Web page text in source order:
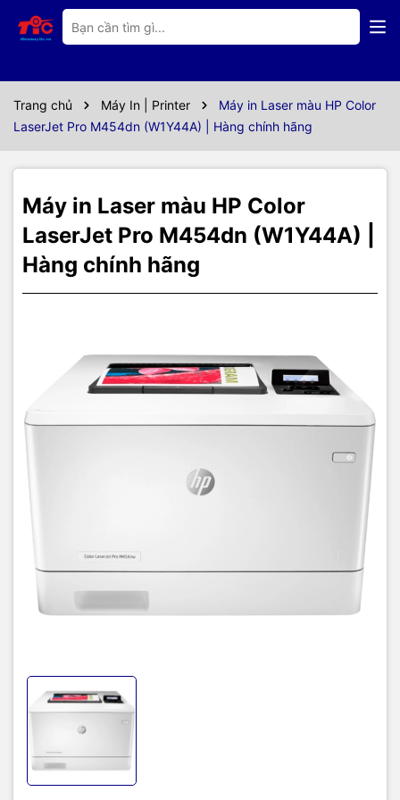
Trang chủ Máy In | Printer
Máy in Laser màu HP Color
LaserJet Pro M454dn (W1Y44A) | Hàng chính hãng
Máy in Laser màu HP Color
LaserJet Pro M454dn (W1Y44A) |
Hàng chính hãng
Thông số kỹ thuật
Máy in laser màu HP Color
LaserJet Pro M454dn
(W1Y44A)
sang trọng cho văn phòng làm việc của bạn, sử dụng hộp mực in
416A, với độ phân giải 600dbi x 600dbi cho ra những bản màu
đẹp, sắc nét với chi phí bản in thấp.
Thiết kế nhỏ gọn, tiết kiệm diện
tích
Máy in HP M454dn
cạnh nên thật phù hợp khi bạn muốn tiết kiệm diện tích cho văn